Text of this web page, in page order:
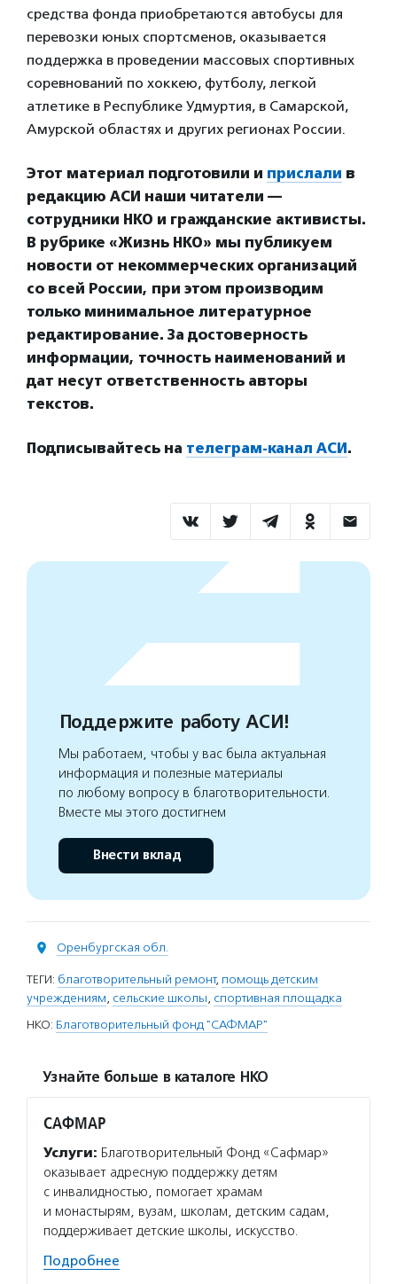
средства фонда приобретаются автобусы для
перевозки юных спортсменов, оказывается
поддержка в проведении массовых спортивных
соревнований по хоккею, футболу, легкой
атлетике в Республике Удмуртия, в Самарской,
Амурской областях и других регионах России.
Этот материал подготовили и прислали в
редакцию АСИ наши читатели —
сотрудники НКО и гражданские активисты.
В рубрике «Жизнь НКО» мы публикуем
новости от некоммерческих организаций
со всей России, при этом производим
только минимальное литературное
редактирование. За достоверность
информации, точность наименований и
дат несут ответственность авторы
текстов.
Подписывайтесь на телеграм-канал АСИ.
Поддержите работу АСИ!
Мы работаем, чтобы у вас была актуальная
информация и полезные материалы
по любому вопросу в благотворительности.
Вместе мы этого достигнем
Внести вклад
Оренбургская обл.
ТЕГИ: благотворительный ремонт, помощь детским
учреждениям, сельские школы, спортивная площадка
НКО: Благотворительный фонд "САФМАР"
Узнайте больше в каталоге НКО
САФМАР
Услуги: Благотворительный Фонд «Сафмар»
оказывает адресную поддержку детям
с инвалидностью, помогает храмам
и монастырям, вузам, школам, детским садам,
поддерживает детские школы, искусство.
Подробнее